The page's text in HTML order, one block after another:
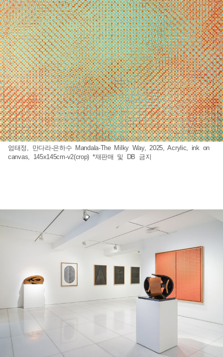
엄태정, 만다라-은하수 Mandala-The Milky Way, 2025, Acrylic, ink on
canvas, 145x145cm-v2(crop) *재판매 및 DB 금지